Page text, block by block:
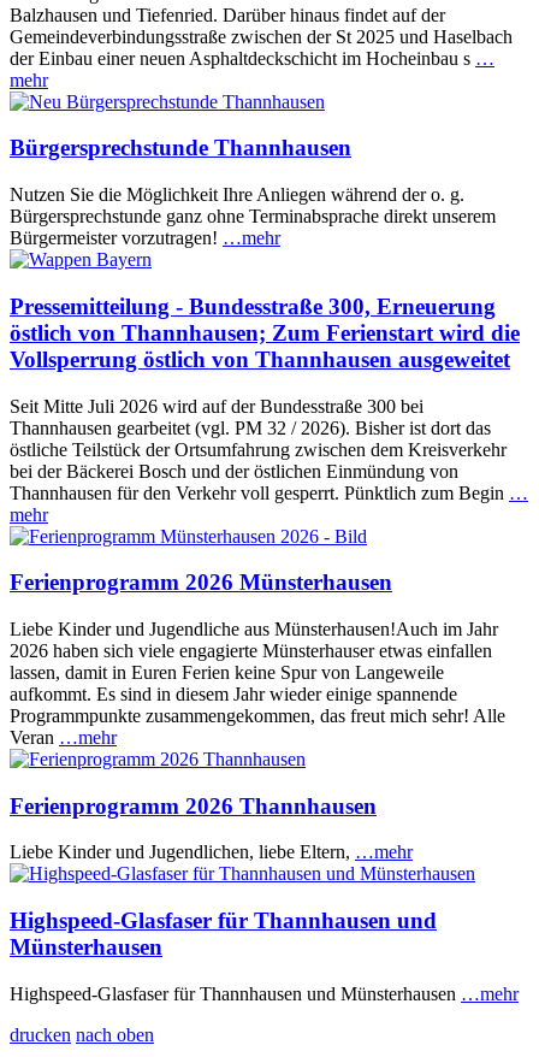
Balzhausen und Tiefenried. Darüber hinaus findet auf der
Gemeindeverbindungsstraße zwischen der St 2025 und Haselbach
der Einbau einer neuen Asphaltdeckschicht im Hocheinbau s …
mehr
Bürgersprechstunde Thannhausen
Nutzen Sie die Möglichkeit Ihre Anliegen während der o. g.
Bürgersprechstunde ganz ohne Terminabsprache direkt unserem
Bürgermeister vorzutragen! …mehr
Pressemitteilung - Bundesstraße 300, Erneuerung
östlich von Thannhausen; Zum Ferienstart wird die
Vollsperrung östlich von Thannhausen ausgeweitet
Seit Mitte Juli 2026 wird auf der Bundesstraße 300 bei
Thannhausen gearbeitet (vgl. PM 32 / 2026). Bisher ist dort das
östliche Teilstück der Ortsumfahrung zwischen dem Kreisverkehr
bei der Bäckerei Bosch und der östlichen Einmündung von
Thannhausen für den Verkehr voll gesperrt. Pünktlich zum Begin …
mehr
Ferienprogramm 2026 Münsterhausen
Liebe Kinder und Jugendliche aus Münsterhausen!Auch im Jahr
2026 haben sich viele engagierte Münsterhauser etwas einfallen
lassen, damit in Euren Ferien keine Spur von Langeweile
aufkommt. Es sind in diesem Jahr wieder einige spannende
Programmpunkte zusammengekommen, das freut mich sehr! Alle
Veran …mehr
Ferienprogramm 2026 Thannhausen
Liebe Kinder und Jugendlichen, liebe Eltern, …mehr
Highspeed-Glasfaser für Thannhausen und
Münsterhausen
Highspeed-Glasfaser für Thannhausen und Münsterhausen …mehr
drucken nach oben